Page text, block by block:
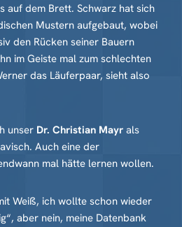
auf dem Brett. Schwarz hat sich
Mustern aufgebaut, wobei
den Rücken seiner Bauern
im Geiste mal zum schlechten
das Läuferpaar, sieht also
unser Dr. Christian Mayr als
Auch eine der
mal hätte lernen wollen.
Weiß, ich wollte schon wieder
aber nein, meine Datenbank